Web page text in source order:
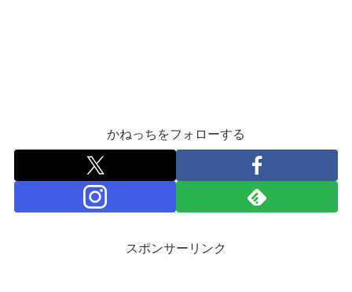
かねっちをフォローする
スポンサーリンク